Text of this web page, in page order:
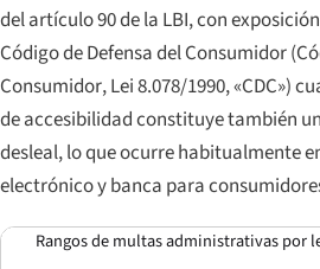
del artículo 90 de la LBI, con
Código de Defensa del Consumidor (
Consumidor, Lei 8.078/1990, «CDC»)
de accesibilidad constituye también
desleal, lo que ocurre habitualmente
electrónico y banca para
Rangos de multas administrativas por